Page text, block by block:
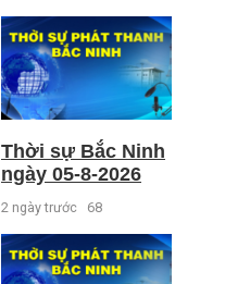
Thời sự Bắc Ninh
ngày 05-8-2026
2 ngày trước 68